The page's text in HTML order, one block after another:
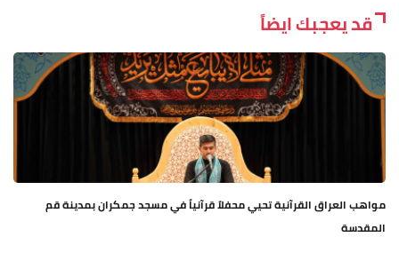
قد يعجبك ايضاً
مواهب العراق القرآنية تحيي محفلاً قرآنياً في مسجد جمكران بمدينة قم
المقدسة